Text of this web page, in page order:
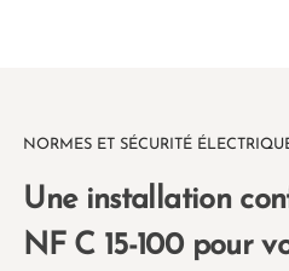
NORMES ET SÉCURITÉ
Une installation
NF C 15-100 pour